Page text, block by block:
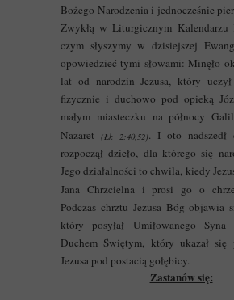
Bożego Narodzenia i jednocześnie
Zwykłą w Liturgicznym Kalendarzu
czym słyszymy w dzisiejszej
opowiedzieć tymi słowami: Minęło
lat od narodzin Jezusa, który
fizycznie i duchowo pod opieką
małym miasteczku na północy
Nazaret
(Łk 2:40,52). I oto nadszedł
rozpoczął dzieło, dla którego się
Jego działalności to chwila, kiedy
Jana Chrzcielna i prosi go o
Podczas chrztu Jezusa Bóg objawia
który posyłał Umiłowanego
Duchem Świętym, który ukazał się
Jezusa pod postacią gołębicy.
Zastanów się: